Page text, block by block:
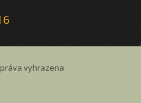
vyhrazena